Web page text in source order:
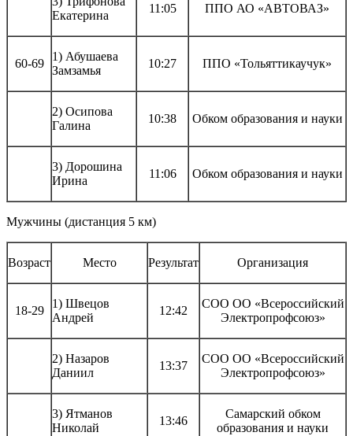
Екатерина
11:05 ППО АО «АВТОВАЗ»
60-69
1) Абушаева
Замзамья
10:27 ППО «Тольяттикаучук»
2) Осипова
Галина
10:38 Обком образования и науки
3) Дорошина
Ирина
11:06 Обком образования и науки
Мужчины (дистанция 5 км)
Возраст Место Результат Организация
18-29
1) Швецов
Андрей
12:42
СОО ОО «Всероссийский
Электропрофсоюз»
2) Назаров
Даниил
13:37
СОО ОО «Всероссийский
Электропрофсоюз»
3) Ятманов
Николай
13:46
Самарский обком
образования и науки